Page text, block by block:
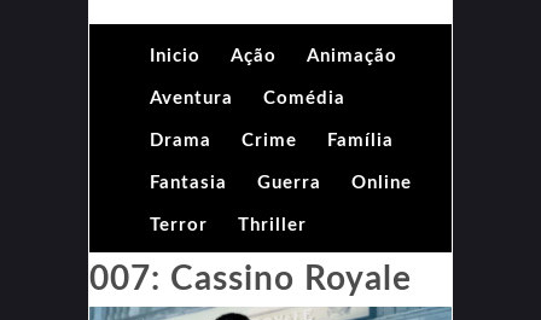
Inicio Ação Animação
Aventura Comédia
Drama Crime Família
Fantasia Guerra Online
Terror Thriller
007: Cassino Royale